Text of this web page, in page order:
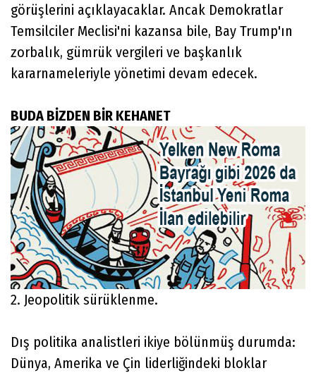
görüşlerini açıklayacaklar. Ancak Demokratlar
Temsilciler Meclisi'ni kazansa bile, Bay Trump'ın
zorbalık, gümrük vergileri ve başkanlık
kararnameleriyle yönetimi devam edecek.
BUDA BİZDEN BİR KEHANET
2. Jeopolitik sürüklenme.
Dış politika analistleri ikiye bölünmüş durumda:
Dünya, Amerika ve Çin liderliğindeki bloklar